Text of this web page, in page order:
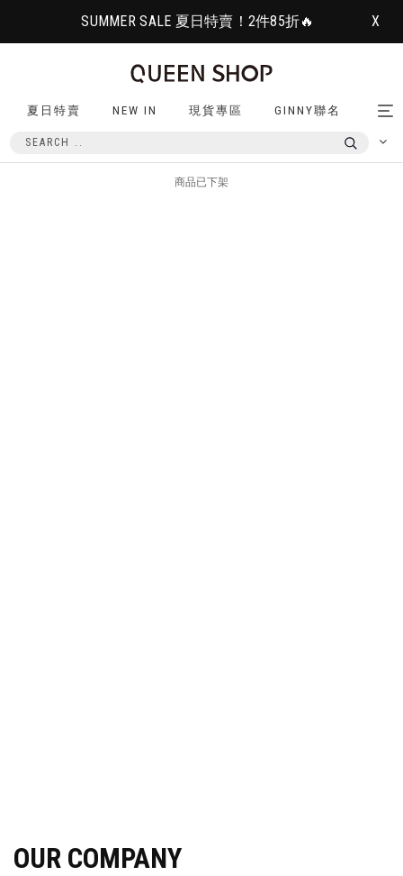
SUMMER SALE 夏日特賣！2件85折🔥 X
夏日特賣 NEW IN 現貨專區 GINNY聯名
商品已下架
OUR COMPANY